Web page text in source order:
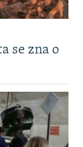
se zna o